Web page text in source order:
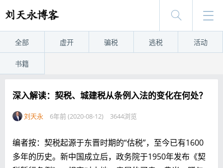
全部 虚开 骗税 逃税 活动
书籍
深入解读：契税、城建税从条例入法的变化在何处？
刘天永 6年前 (2020-08-12) 3644浏览
编者按：契税起源于东晋时期的“估税”，至今已有1600
多年的历史。新中国成立后，政务院于1950年发布《契